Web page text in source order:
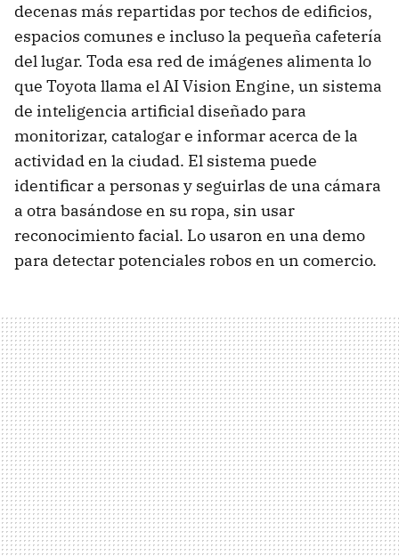
decenas más repartidas por techos de edificios,
espacios comunes e incluso la pequeña cafetería
del lugar. Toda esa red de imágenes alimenta lo
que Toyota llama el AI Vision Engine, un sistema
de inteligencia artificial diseñado para
monitorizar, catalogar e informar acerca de la
actividad en la ciudad. El sistema puede
identificar a personas y seguirlas de una cámara
a otra basándose en su ropa, sin usar
reconocimiento facial. Lo usaron en una demo
para detectar potenciales robos en un comercio.